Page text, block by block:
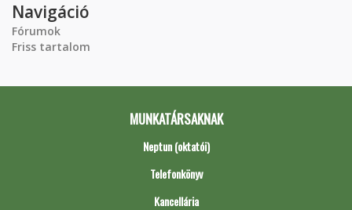
Navigáció
Fórumok
Friss tartalom
MUNKATÁRSAKNAK
Neptun (oktatói)
Telefonkönyv
Kancellária